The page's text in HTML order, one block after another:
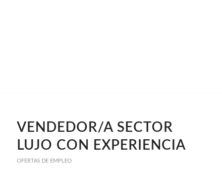
VENDEDOR/A SECTOR
LUJO CON EXPERIENCIA
OFERTAS DE EMPLEO